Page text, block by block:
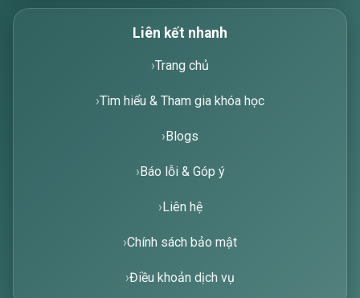
Liên kết nhanh
Trang chủ
Tìm hiểu & Tham gia khóa học
Blogs
Báo lỗi & Góp ý
Liên hệ
Chính sách bảo mật
Điều khoản dịch vụ